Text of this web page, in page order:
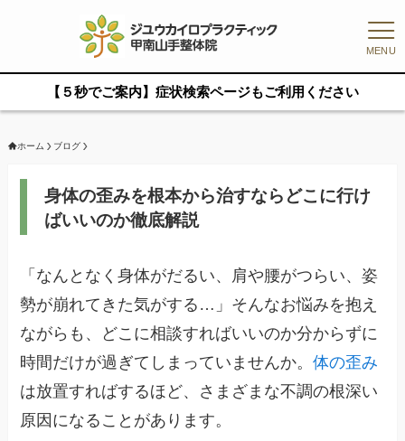
MENU
【５秒でご案内】症状検索ページもご利用ください
ホーム ブログ
身体の歪みを根本から治すならどこに行け
ばいいのか徹底解説
「なんとなく身体がだるい、肩や腰がつらい、姿
勢が崩れてきた気がする…」そんなお悩みを抱え
ながらも、どこに相談すればいいのか分からずに
時間だけが過ぎてしまっていませんか。体の歪み
は放置すればするほど、さまざまな不調の根深い
原因になることがあります。